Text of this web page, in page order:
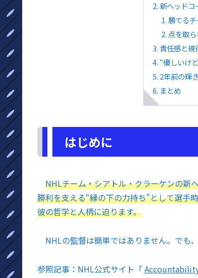
新ヘッドコ
勝てる
点を取
責任感と規
“優しいけ
2年前の輝
まとめ
はじめに
NHLチーム・シアトル・クラーケンの新
勝利を支える“縁の下の力持ち”として選手
彼の哲学と人柄に迫ります。
NHLの監督は簡単ではありません。でも
参照記事：NHL公式サイト「